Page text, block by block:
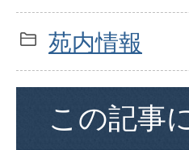
苑内情報
この記事